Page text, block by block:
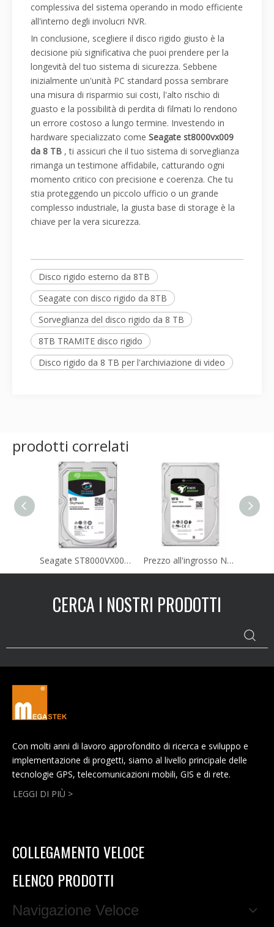
complessiva del sistema operando in modo efficiente
all'interno degli involucri NVR.
In conclusione, scegliere il disco rigido giusto è la
decisione più significativa che puoi prendere per la
longevità del tuo sistema di sicurezza. Sebbene
inizialmente un'unità PC standard possa sembrare
una misura di risparmio sui costi, l'alto rischio di
guasto e la possibilità di perdita di filmati lo rendono
un errore costoso a lungo termine. Investendo in
hardware specializzato come Seagate st8000vx009
da 8 TB , ti assicuri che il tuo sistema di sorveglianza
rimanga un testimone affidabile, catturando ogni
momento critico con precisione e coerenza. Che tu
stia proteggendo un piccolo ufficio o un grande
complesso industriale, la giusta base di storage è la
chiave per la vera sicurezza.
Disco rigido esterno da 8TB
Seagate con disco rigido da 8TB
Sorveglianza del disco rigido da 8 TB
8TB TRAMITE disco rigido
Disco rigido da 8 TB per l'archiviazione di video
prodotti correlati
Seagate ST8000VX009 Skyhawk Disco rigido da 8 TB - 3,5 interno - SATA (SATA/600) - Sistema di videosorveglianza Prezzo all'ingrosso Nuovo originale Seagate interno ST10000NM017B 10TB 3,5 ' SATA 7200rpm Server disco rigido HDD
CERCA I NOSTRI PRODOTTI
Con molti anni di lavoro approfondito di ricerca e sviluppo e
implementazione di progetti, siamo al livello principale delle
tecnologie GPS, telecomunicazioni mobili, GIS e di rete.
LEGGI DI PIÙ >
COLLEGAMENTO VELOCE
ELENCO PRODOTTI
Navigazione Veloce